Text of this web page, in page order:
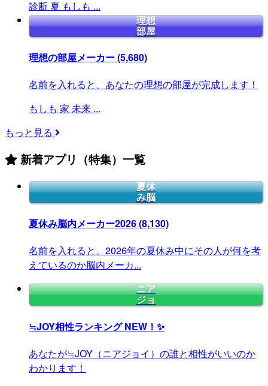
診断 夏 もしも ...
理想
部屋
理想の部屋メーカー(5,680)
名前を入れると、あなたの理想の部屋が完成します！
もしも 家 未来 ...
もっと見る
新着アプリ（特集）一覧
夏休
み脳
夏休み脳内メーカー2026(8,130)
名前を入れると、2026年の夏休み中にその人が何を考
えているのか脳内メーカ...
ニア
ジョ
≒JOY相性ランキングNEW！✨
あなたが≒JOY（ニアジョイ）の誰と相性がいいのか
わかります！